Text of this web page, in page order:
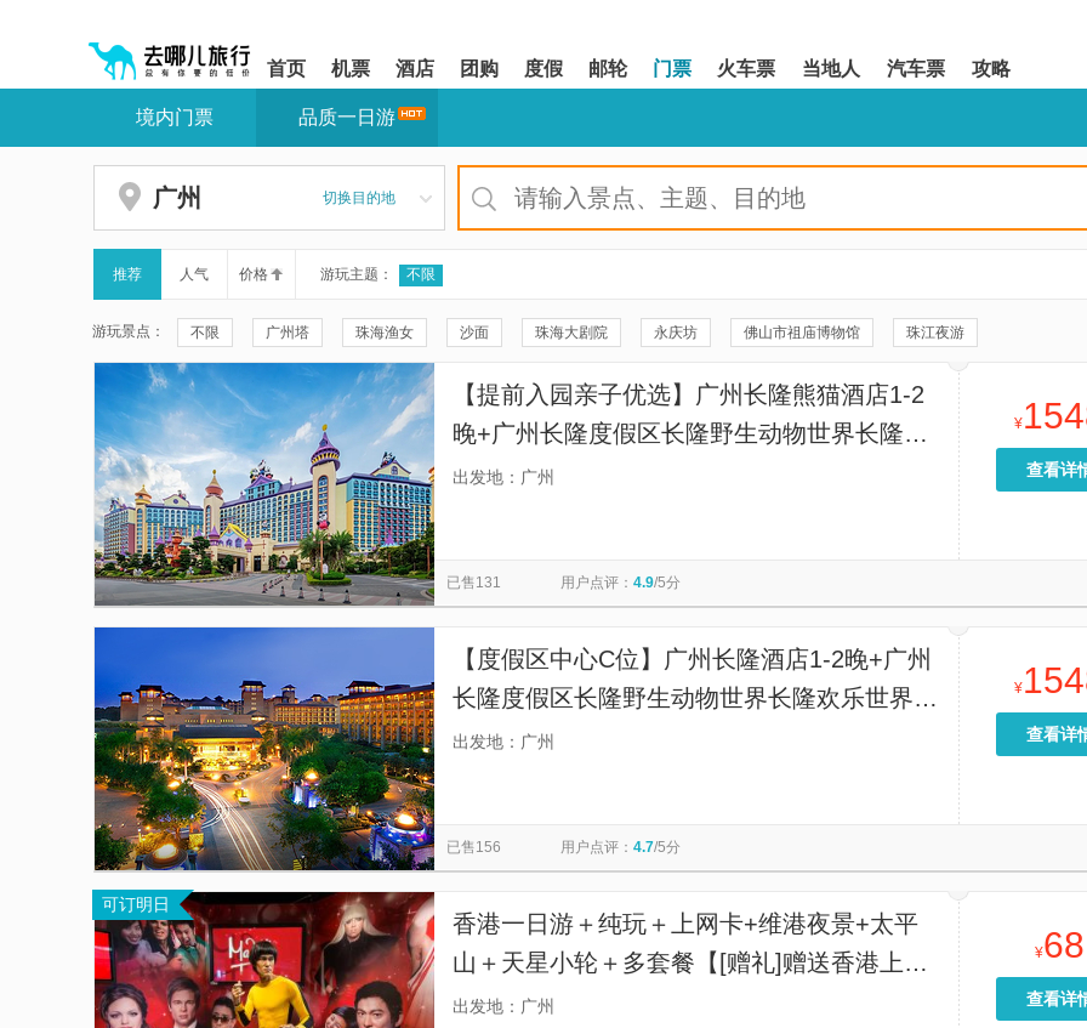
您
站
区,
本
有
6
按
下
Tab
键
浏
览
信
息
首页 机票 酒店 团购 度假 邮轮 门票 火车票 当地人 汽车票 攻略
您
站
区
境内门票 品质一日游
广州 切换目的地
推荐 人气 价格 游玩主题： 不限
游玩景点： 不限 广州塔 珠海渔女 沙面 珠海大剧院 永庆坊 佛山市祖庙博物馆 珠江夜游
太平山顶 星光大道 情侣路 金紫荆广场
清晖园博物馆 佛山黄飞鸿纪念馆 大良华盖路商业步行街 香炉湾沙滩 港珠澳大桥游 啬色园黄大仙祠
尖沙咀钟楼 大三巴牌坊 澳门威尼斯人度假区 澳门巴黎铁塔（澳门巴黎人）
广州长隆度假区 逢简水乡 沙湾古镇
尖沙咀 长隆野生动物世界
长隆欢乐世界 江门三十三墟街 香港杜莎夫人蜡像馆 孙中山故居纪念馆
【提前入园亲子优选】广州长隆熊猫酒店1-2
晚+广州长隆度假区长隆野生动物世界长隆水
上乐园可选广州长隆国际大马戏
出发地：广州
¥
查看详
已售131 用户点评： 4.9/5分
【度假区中心C位】广州长隆酒店1-2晚+广州
长隆度假区长隆野生动物世界长隆欢乐世界
+可选广州长隆国际大马戏
出发地：广州
¥
查看详
已售156 用户点评： 4.7/5分
可订明日
香港一日游＋纯玩＋上网卡+维港夜景+太平
山＋天星小轮＋多套餐【[赠礼]赠送香港上网
卡（一人一张）多地出发+多行程可选（总有
出发地：广州
¥68
查看详